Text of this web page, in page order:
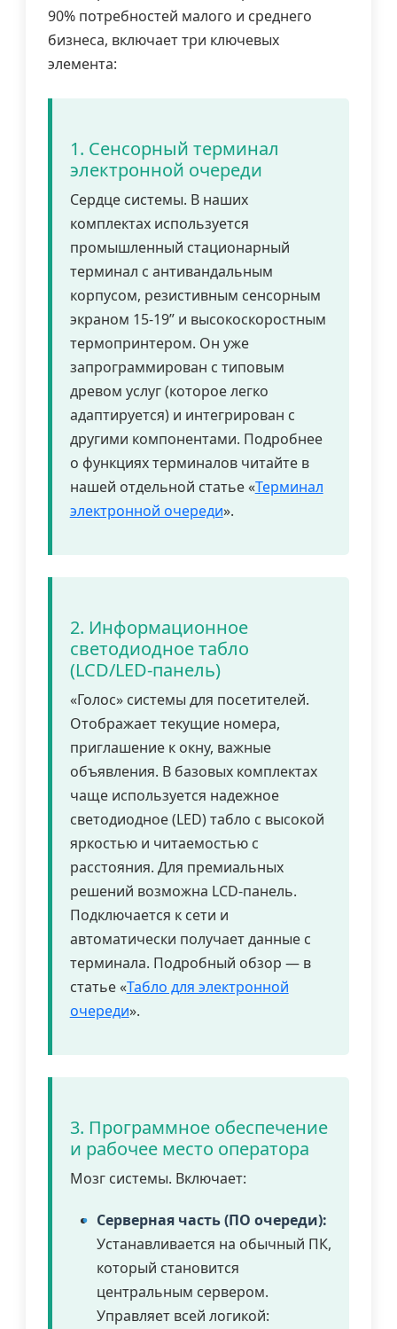
90% потребностей малого и среднего
бизнеса, включает три ключевых
элемента:
1. Сенсорный терминал
электронной очереди
Сердце системы. В наших
комплектах используется
промышленный стационарный
терминал с антивандальным
корпусом, резистивным сенсорным
экраном 15-19” и высокоскоростным
термопринтером. Он уже
запрограммирован с типовым
древом услуг (которое легко
адаптируется) и интегрирован с
другими компонентами. Подробнее
о функциях терминалов читайте в
нашей отдельной статье «Терминал
электронной очереди».
2. Информационное
светодиодное табло
(LCD/LED-панель)
«Голос» системы для посетителей.
Отображает текущие номера,
приглашение к окну, важные
объявления. В базовых комплектах
чаще используется надежное
светодиодное (LED) табло с высокой
яркостью и читаемостью с
расстояния. Для премиальных
решений возможна LCD-панель.
Подключается к сети и
автоматически получает данные с
терминала. Подробный обзор — в
статье «Табло для электронной
очереди».
3. Программное обеспечение
и рабочее место оператора
Мозг системы. Включает:
Серверная часть (ПО очереди):
Устанавливается на обычный ПК,
который становится
центральным сервером.
Управляет всей логикой: